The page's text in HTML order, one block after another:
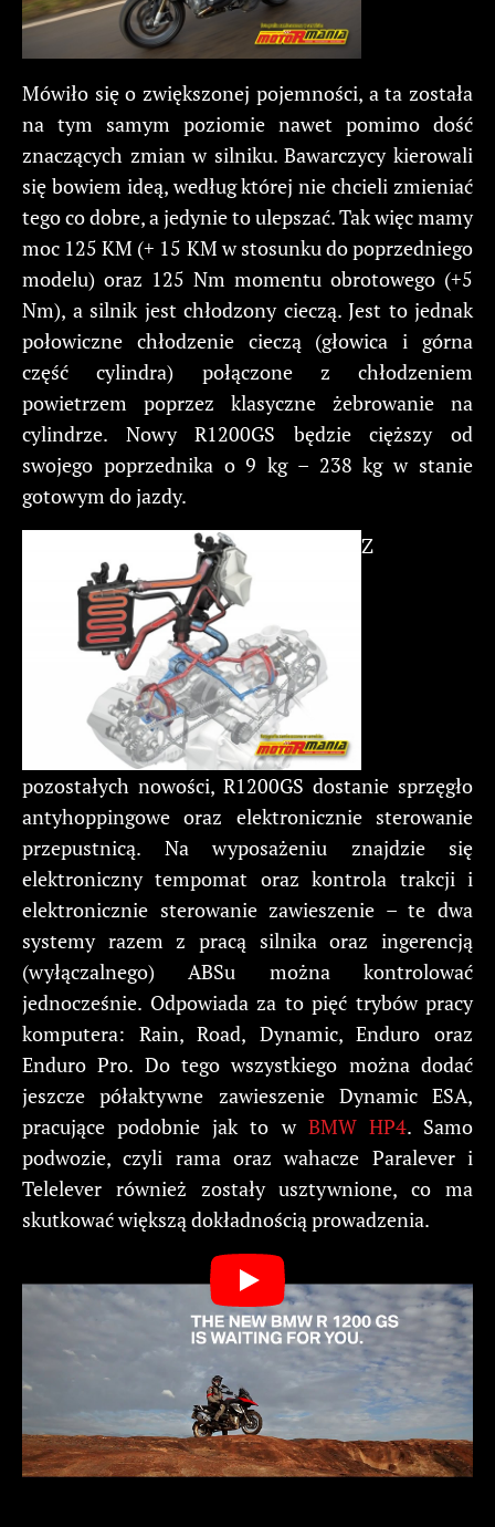
Mówiło się o zwiększonej pojemności, a ta została
na tym samym poziomie nawet pomimo dość
znaczących zmian w silniku. Bawarczycy kierowali
się bowiem ideą, według której nie chcieli zmieniać
tego co dobre, a jedynie to ulepszać. Tak więc mamy
moc 125 KM (+ 15 KM w stosunku do poprzedniego
modelu) oraz 125 Nm momentu obrotowego (+5
Nm), a silnik jest chłodzony cieczą. Jest to jednak
połowiczne chłodzenie cieczą (głowica i górna
część cylindra) połączone z chłodzeniem
powietrzem poprzez klasyczne żebrowanie na
cylindrze. Nowy R1200GS będzie cięższy od
swojego poprzednika o 9 kg – 238 kg w stanie
gotowym do jazdy.
Z
pozostałych nowości, R1200GS dostanie sprzęgło
antyhoppingowe oraz elektronicznie sterowanie
przepustnicą. Na wyposażeniu znajdzie się
elektroniczny tempomat oraz kontrola trakcji i
elektronicznie sterowanie zawieszenie – te dwa
systemy razem z pracą silnika oraz ingerencją
(wyłączalnego) ABSu można kontrolować
jednocześnie. Odpowiada za to pięć trybów pracy
komputera: Rain, Road, Dynamic, Enduro oraz
Enduro Pro. Do tego wszystkiego można dodać
jeszcze półaktywne zawieszenie Dynamic ESA,
pracujące podobnie jak to w BMW HP4. Samo
podwozie, czyli rama oraz wahacze Paralever i
Telelever również zostały usztywnione, co ma
skutkować większą dokładnością prowadzenia.